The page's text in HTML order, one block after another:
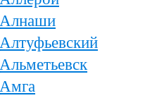
Алнаши
Алтуфьевский
Альметьевск
Амга